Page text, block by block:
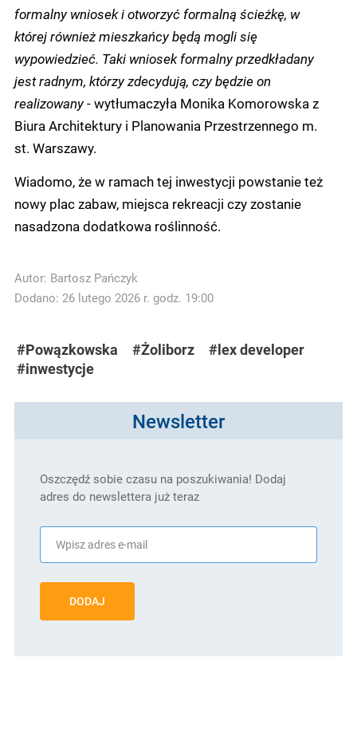
formalny wniosek i otworzyć formalną ścieżkę, w
której również mieszkańcy będą mogli się
wypowiedzieć. Taki wniosek formalny przedkładany
jest radnym, którzy zdecydują, czy będzie on
realizowany- wytłumaczyła Monika Komorowska z
Biura Architektury i Planowania Przestrzennego m.
st. Warszawy.
Wiadomo, że w ramach tej inwestycji powstanie też
nowy plac zabaw, miejsca rekreacji czy zostanie
nasadzona dodatkowa roślinność.
Autor: Bartosz Pańczyk
Dodano: 26 lutego 2026 r. godz. 19:00
#Powązkowska #Żoliborz
#lex developer
#inwestycje
Newsletter
Oszczędź sobie czasu na poszukiwania! Dodaj
adres do newslettera już teraz
DODAJ